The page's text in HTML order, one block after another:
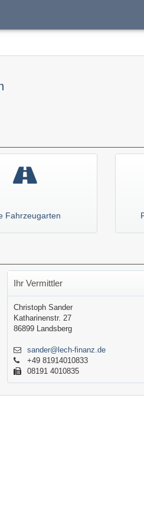
Fahrzeugarten
Ihr Vermittler
Christoph Sander
Katharinenstr. 27
86899 Landsberg
sander@lech-finanz.de
+49 81914010833
08191 4010835